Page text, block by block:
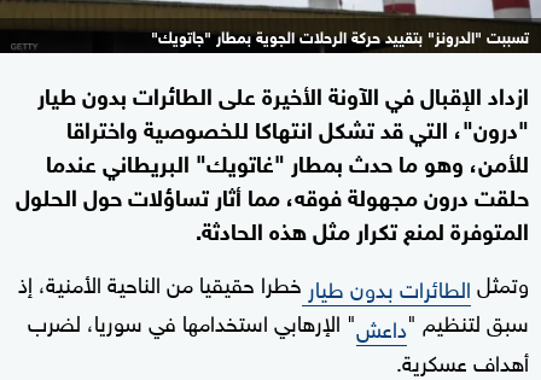
تسببت "الدرونز" بتقييد حركة الرحلات الجوية بمطار "جاتويك"
ازداد الإقبال في الآونة الأخيرة على الطائرات بدون طيار
"درون"، التي قد تشكل انتهاكا للخصوصية واختراقا
للأمن، وهو ما حدث بمطار "غاتويك" البريطاني عندما
حلقت درون مجهولة فوقه، مما أثار تساؤلات حول الحلول
المتوفرة لمنع تكرار مثل هذه الحادثة.
وتمثلالطائرات بدون طيار خطرا حقيقيا من الناحية الأمنية، إذ
سبق لتنظيم "داعش" الإرهابي استخدامها في سوريا، لضرب
أهداف عسكرية.